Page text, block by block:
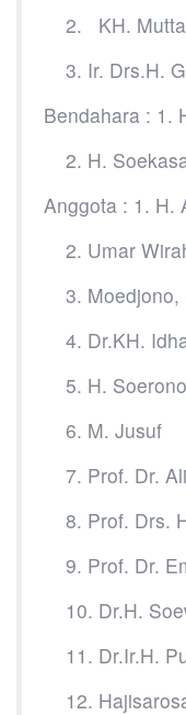
2. KH.
3. Ir. Drs.H.
Bendahara : 1.
2. H.
Anggota : 1. H.
2. Umar
3. Moedjono,
4. Dr.KH.
5. H. Soerono
6. M. Jusuf
7. Prof. Dr.
8. Prof. Drs.
9. Prof. Dr.
10. Dr.H.
11. Dr.Ir.H.
12.